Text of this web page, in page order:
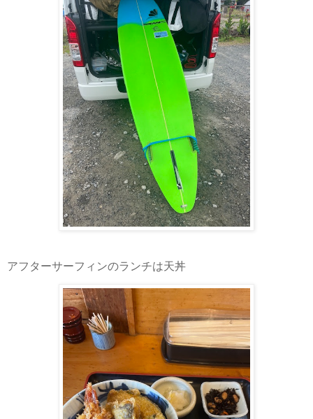
アフターサーフィンのランチは天丼